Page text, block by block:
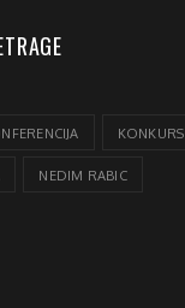
KONKURS
NEDIM RABIC